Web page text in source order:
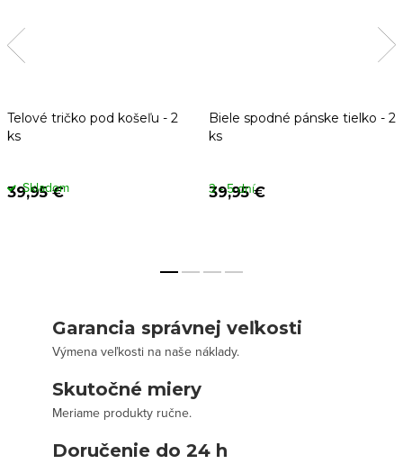
Telové tričko pod košeľu - 2
ks
39,95 €
Skladom
Biele spodné pánske tielko - 2
ks
39,95 €
3 - 5 dní
Garancia správnej veľkosti
Výmena veľkosti na naše náklady.
Skutočné miery
Meriame produkty ručne.
Doručenie do 24 h